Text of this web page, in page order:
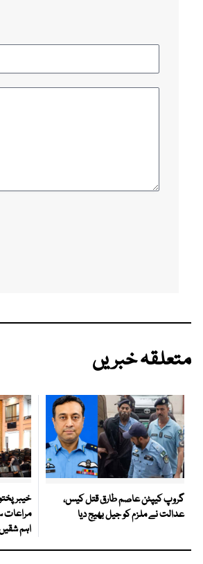
متعلقہ خبریں
گروپ کیپٹن عاصم طارق قتل کیس،
عدالت نے ملزم کو جیل بھیج دیا
مراعات
اہم